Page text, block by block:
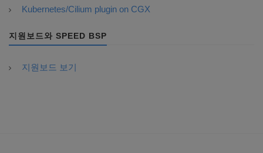
Kubernetes/Cilium plugin on CGX
지원보드와 SPEED BSP
지원보드 보기